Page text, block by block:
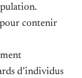
pour contenir
d’individus